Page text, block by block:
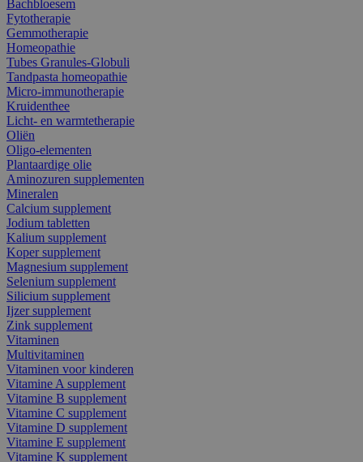
Bachbloesem
Fytotherapie
Gemmotherapie
Homeopathie
Tubes Granules-Globuli
Tandpasta homeopathie
Micro-immunotherapie
Kruidenthee
Licht- en warmtetherapie
Oliën
Oligo-elementen
Plantaardige olie
Aminozuren supplementen
Mineralen
Calcium supplement
Jodium tabletten
Kalium supplement
Koper supplement
Magnesium supplement
Selenium supplement
Silicium supplement
Ijzer supplement
Zink supplement
Vitaminen
Multivitaminen
Vitaminen voor kinderen
Vitamine A supplement
Vitamine B supplement
Vitamine C supplement
Vitamine D supplement
Vitamine E supplement
Vitamine K supplement